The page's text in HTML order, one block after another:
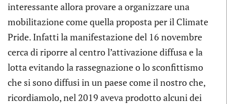
interessante allora provare a organizzare una
mobilitazione come quella proposta per il Climate
Pride. Infatti la manifestazione del 16 novembre
cerca di riporre al centro l’attivazione diffusa e la
lotta evitando la rassegnazione o lo sconfittismo
che si sono diffusi in un paese come il nostro che,
ricordiamolo, nel 2019 aveva prodotto alcuni dei